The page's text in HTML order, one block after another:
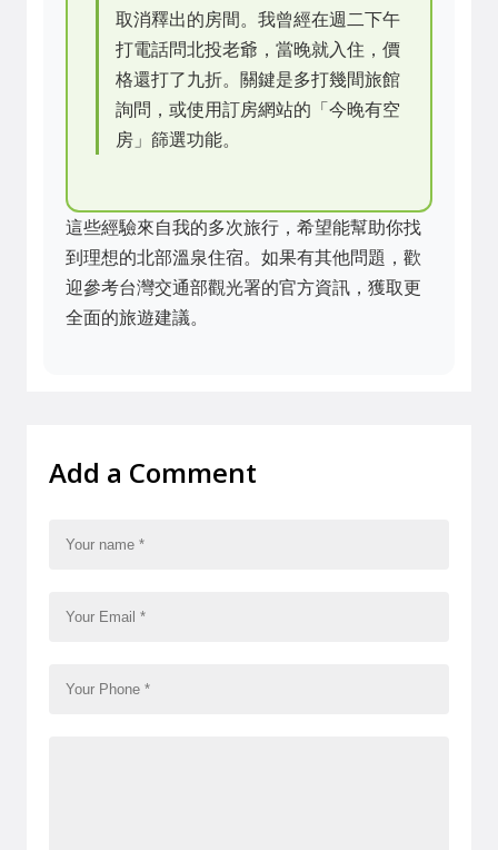
取消釋出的房間。我曾經在週二下午
打電話問北投老爺，當晚就入住，價
格還打了九折。關鍵是多打幾間旅館
詢問，或使用訂房網站的「今晚有空
房」篩選功能。
這些經驗來自我的多次旅行，希望能幫助你找
到理想的北部溫泉住宿。如果有其他問題，歡
迎參考台灣交通部觀光署的官方資訊，獲取更
全面的旅遊建議。
Add a Comment